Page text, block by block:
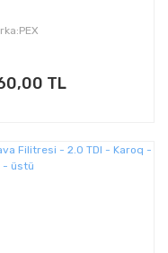
TL